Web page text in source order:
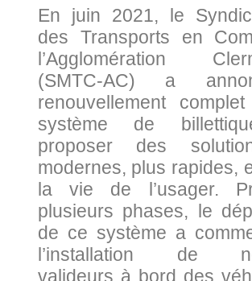
En juin 2021, le
des Transports en
l’Agglomération
(SMTC-AC) a
renouvellement
système de
proposer des
modernes, plus rapides,
la vie de l’usager.
plusieurs phases, le
de ce système a
l’installation de
valideurs à bord des